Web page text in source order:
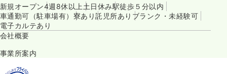
新規オープン4週8休以上 土日休み駅徒歩５分以内
車通勤可（駐車場有） 寮あり託児所あり ブランク・未経験可
電子カルテあり
会社概要
事業所案内